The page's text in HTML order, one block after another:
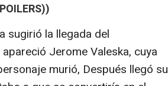
sugirió la llegada del
Jerome Valeska, cuya
murió, Después llegó su